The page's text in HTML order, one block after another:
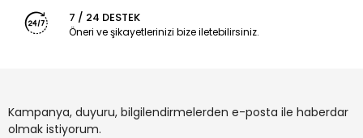
7 / 24 DESTEK
Öneri ve şikayetlerinizi bize iletebilirsiniz.
Kampanya, duyuru, bilgilendirmelerden e-posta ile haberdar
olmak istiyorum.